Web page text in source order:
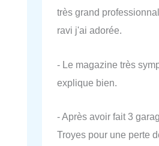
très grand
ravi j'ai adorée.
- Le magazine très
explique bien.
- Après avoir fait 3
Troyes pour une perte